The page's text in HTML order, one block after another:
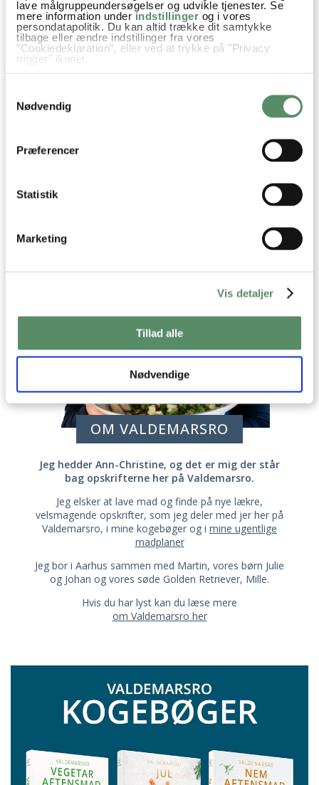
lave målgruppeundersøgelser og udvikle tjenester. Se
mere information under indstillinger og i vores
persondatapolitik. Du kan altid trække dit samtykke
tilbage eller ændre indstillinger fra vores
"Cookiedeklaration", eller ved at trykke på "Privacy
trigger" ikonet.
Indsamle præcise oplysninger om din placering,
der kan være nøjagtig inden for få meter
Identificere din enhed baseret på en scanning af
Nødvendig
Præferencer
Statistik
Marketing
Vis detaljer
Tillad alle
Nødvendige
Din emailadresse vil ikke blive offentliggjort.
OM VALDEMARSRO
Jeg hedder Ann-Christine, og det er mig der står
bag opskrifterne her på Valdemarsro.
Jeg elsker at lave mad og finde på nye lækre,
velsmagende opskrifter, som jeg deler med jer her på
Valdemarsro, i mine kogebøger og i mine ugentlige
madplaner
Jeg bor i Aarhus sammen med Martin, vores børn Julie
og Johan og vores søde Golden Retriever, Mille.
Hvis du har lyst kan du læse mere
om Valdemarsro her